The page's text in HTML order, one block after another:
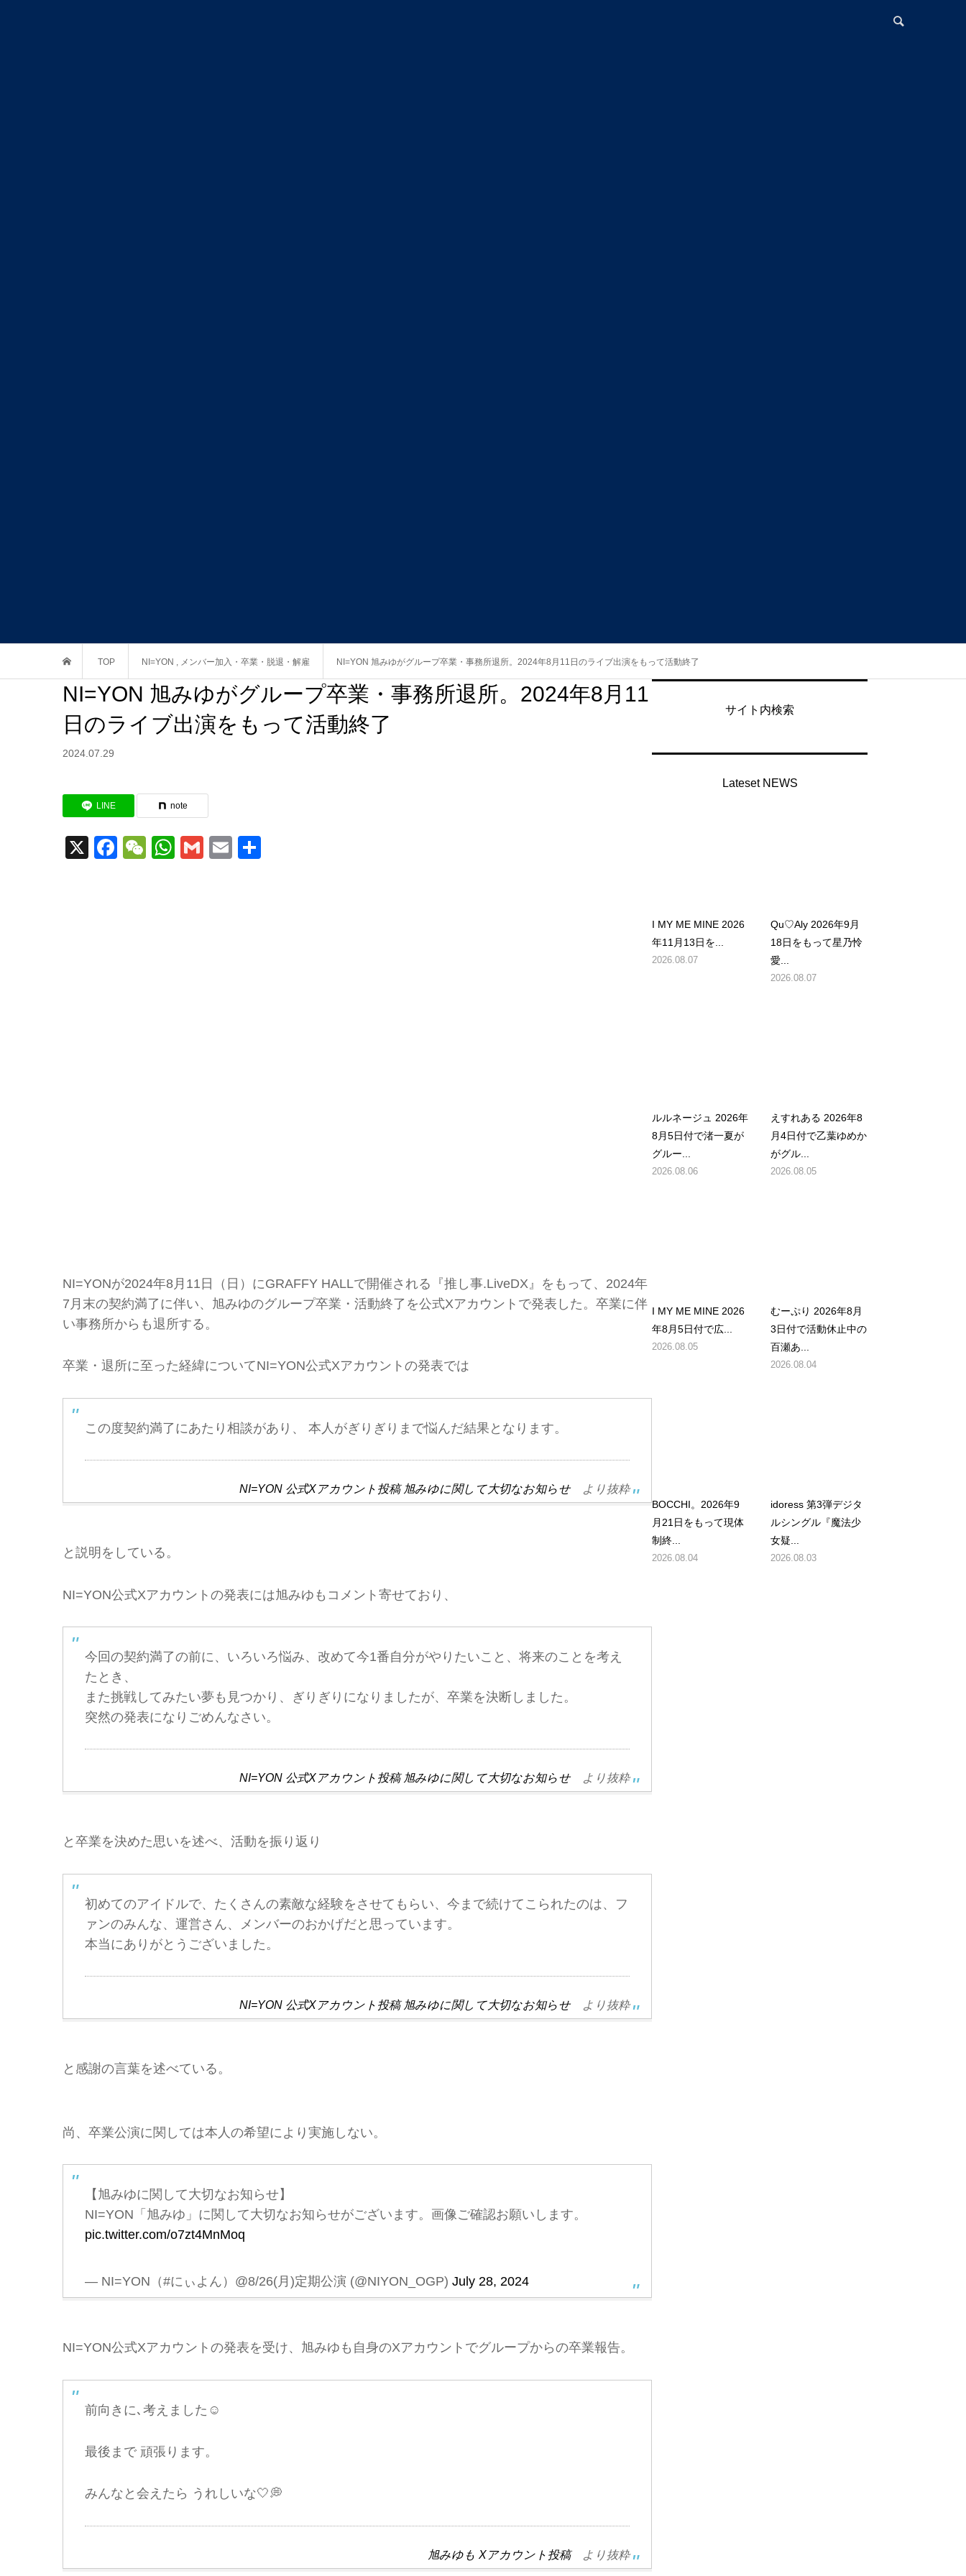
TOP NI=YON , メンバー加入・卒業・脱退・解雇 NI=YON 旭みゆがグループ卒業・事務所退所。2024年8月11日のライブ出演をもって活動終了
NI=YON 旭みゆがグループ卒業・事務所退所。2024年8月11
日のライブ出演をもって活動終了
2024.07.29
LINE note
X Facebook
WeChat
WhatsApp
GmailEmail
NI=YONが2024年8月11日（日）にGRAFFY HALLで開催される『推し事.LiveDX』をもって、2024年
7月末の契約満了に伴い、旭みゆのグループ卒業・活動終了を公式Xアカウントで発表した。卒業に伴
い事務所からも退所する。
卒業・退所に至った経緯についてNI=YON公式Xアカウントの発表では
この度契約満了にあたり相談があり、 本人がぎりぎりまで悩んだ結果となります。
NI=YON 公式Xアカウント投稿 旭みゆに関して大切なお知らせより抜粋
と説明をしている。
NI=YON公式Xアカウントの発表には旭みゆもコメント寄せており、
今回の契約満了の前に、いろいろ悩み、改めて今1番自分がやりたいこと、将来のことを考え
たとき、
また挑戦してみたい夢も見つかり、ぎりぎりになりましたが、卒業を決断しました。
突然の発表になりごめんなさい。
NI=YON 公式Xアカウント投稿 旭みゆに関して大切なお知らせより抜粋
と卒業を決めた思いを述べ、活動を振り返り
初めてのアイドルで、たくさんの素敵な経験をさせてもらい、今まで続けてこられたのは、フ
ァンのみんな、運営さん、メンバーのおかげだと思っています。
本当にありがとうございました。
NI=YON 公式Xアカウント投稿 旭みゆに関して大切なお知らせより抜粋
と感謝の言葉を述べている。
尚、卒業公演に関しては本人の希望により実施しない。
【旭みゆに関して大切なお知らせ】
NI=YON「旭みゆ」に関して大切なお知らせがございます。画像ご確認お願いします。
pic.twitter.com/o7zt4MnMoq
— NI=YON（#にぃよん）@8/26(月)定期公演 (@NIYON_OGP) July 28, 2024
NI=YON公式Xアカウントの発表を受け、旭みゆも自身のXアカウントでグループからの卒業報告。
前向きに､考えました☺️
最後まで 頑張ります。
みんなと会えたら うれしいな🤍💭
旭みゆも Xアカウント投稿より抜粋
サイト内検索
Lateset NEWS
I MY ME MINE 2026
年11月13日を...
2026.08.07
Qu♡Aly 2026年9月
18日をもって星乃怜
愛...
2026.08.07
ルルネージュ 2026年
8月5日付で渚一夏が
グルー...
2026.08.06
えすれある 2026年8
月4日付で乙葉ゆめか
がグル...
2026.08.05
I MY ME MINE 2026
年8月5日付で広...
2026.08.05
むーぷり 2026年8月
3日付で活動休止中の
百瀬あ...
2026.08.04
BOCCHI。2026年9
月21日をもって現体
制終...
2026.08.04
idoress 第3弾デジタ
ルシングル『魔法少
女疑...
2026.08.03